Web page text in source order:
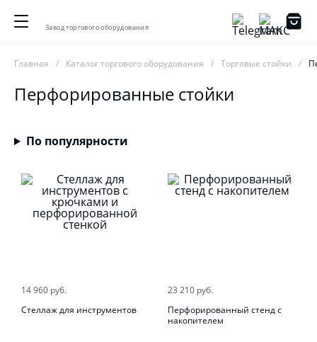
Завод торгового оборудования
Главная Каталог торгового оборудования Торговые стойки
Перфорированные стойки
По популярности
14 960 руб.
Стеллаж для инструментов
23 210 руб.
Перфорированный стенд с
накопителем